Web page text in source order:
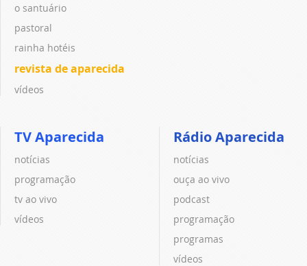
o santuário
pastoral
rainha hotéis
revista de aparecida
vídeos
TV Aparecida
notícias
programação
tv ao vivo
vídeos
Rádio Aparecida
notícias
ouça ao vivo
podcast
programação
programas
vídeos